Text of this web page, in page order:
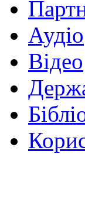
Аудіо
Відео